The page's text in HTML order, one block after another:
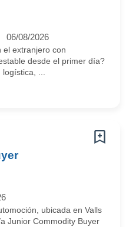
06/08/2026
el extranjero con
desde el primer día?
...
ubicada en Valls
Junior Commodity Buyer